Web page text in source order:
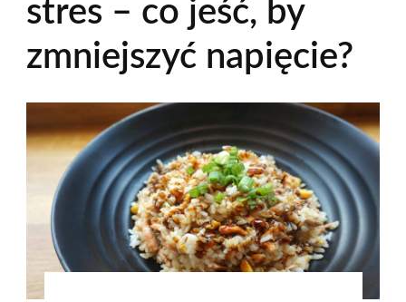
stres – co jeść, by
zmniejszyć napięcie?